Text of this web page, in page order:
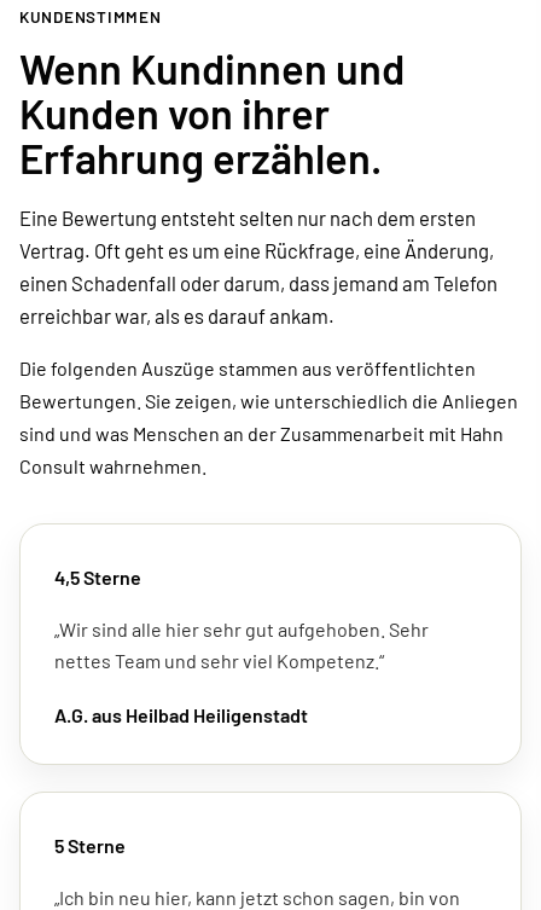
KUNDENSTIMMEN
Wenn Kundinnen und
Kunden von ihrer
Erfahrung erzählen.
Eine Bewertung entsteht selten nur nach dem ersten
Vertrag. Oft geht es um eine Rückfrage, eine Änderung,
einen Schadenfall oder darum, dass jemand am Telefon
erreichbar war, als es darauf ankam.
Die folgenden Auszüge stammen aus veröffentlichten
Bewertungen. Sie zeigen, wie unterschiedlich die Anliegen
sind und was Menschen an der Zusammenarbeit mit Hahn
Consult wahrnehmen.
4,5 Sterne
„Wir sind alle hier sehr gut aufgehoben. Sehr
nettes Team und sehr viel Kompetenz.“
A.G. aus Heilbad Heiligenstadt
5 Sterne
„Ich bin neu hier, kann jetzt schon sagen, bin von